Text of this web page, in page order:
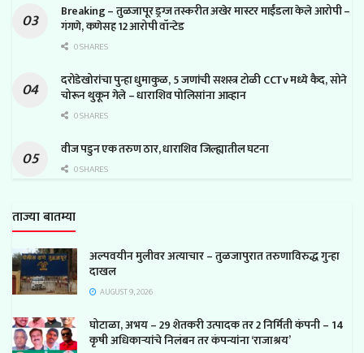
Breaking – तुळजापूर ड्रग्ज तस्करीत अखेर मास्टर माईंडला केले आरोपी –
गंगणे, कणेसह 12 आरोपी वॉन्टेड
0 SHARES
दरोडेखोरांचा पुन्हा धुमाकुळ, 5 जणांची सशस्त्र टोळी CCTv मध्ये कैद, सोने
चोरून थुकून गेले – धाराशिव पोलिसांना आव्हान
0 SHARES
वीज पडुन एक तरुण ठार, धाराशिव जिल्ह्यातील घटना
0 SHARES
ताज्या बातम्या
अल्पवयीन मुलीवर अत्याचार – तुळजापुरात तरुणाविरुद्ध गुन्हा
दाखल
AUGUST 9, 2026
घोटाळा, अभय – 29 शेतकरी उत्पादक तर 2 निर्मिती कंपनी – 14
कृषी अधिकाऱ्यांचे निलंबन तर कंपन्यांना ‘राजाश्रय’